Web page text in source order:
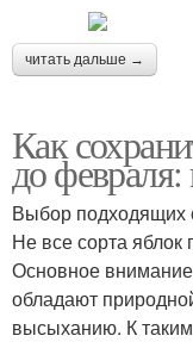
читать дальше →
Как
до
Выбор подходящих
Не все сорта яблок
Основное внимание
обладают
высыханию. К